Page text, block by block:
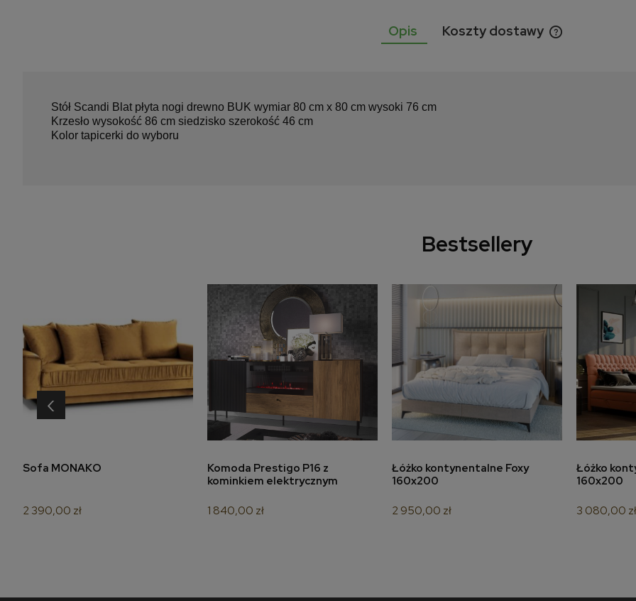
Opis Koszty dostawy
Stół Scandi Blat płyta nogi drewno BUK wymiar 80 cm x 80 cm wysoki 76 cm
Krzesło wysokość 86 cm siedzisko szerokość 46 cm
Kolor tapicerki do wyboru
Bestsellery
Sofa MONAKO
2 390,00 zł
Komoda Prestigo P16 z
kominkiem elektrycznym
1 840,00 zł
Łóżko kontynentalne Foxy
160x200
2 950,00 zł
Łóżko
160x200
3 080,00 zł
‹